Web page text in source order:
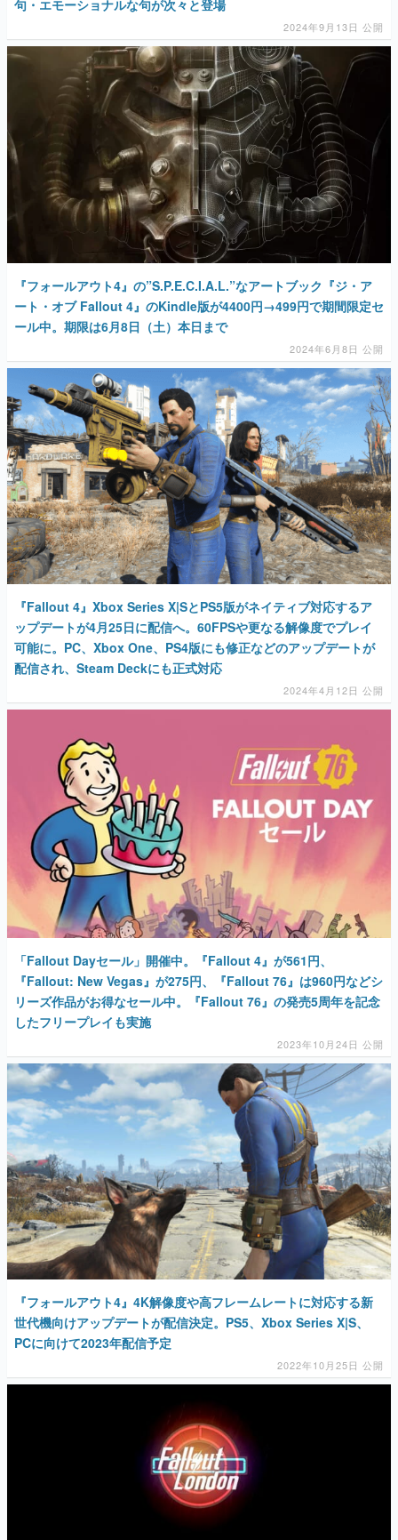
句・エモーショナルな句が次々と登場
2024年9月13日 公開
『フォールアウト4』の”S.P.E.C.I.A.L.”なアートブック『ジ・ア
ート・オブ Fallout 4』のKindle版が4400円→499円で期間限定セ
ール中。期限は6月8日（土）本日まで
2024年6月8日 公開
『Fallout 4』Xbox Series X|SとPS5版がネイティブ対応するア
ップデートが4月25日に配信へ。60FPSや更なる解像度でプレイ
可能に。PC、Xbox One、PS4版にも修正などのアップデートが
配信され、Steam Deckにも正式対応
2024年4月12日 公開
「Fallout Dayセール」開催中。『Fallout 4』が561円、
『Fallout: New Vegas』が275円、『Fallout 76』は960円などシ
リーズ作品がお得なセール中。『Fallout 76』の発売5周年を記念
したフリープレイも実施
2023年10月24日 公開
『フォールアウト4』4K解像度や高フレームレートに対応する新
世代機向けアップデートが配信決定。PS5、Xbox Series X|S、
PCに向けて2023年配信予定
2022年10月25日 公開